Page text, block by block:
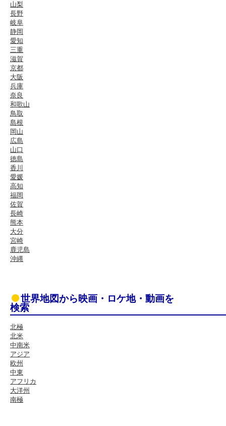
山梨
長野
岐阜
静岡
愛知
三重
滋賀
京都
大阪
兵庫
奈良
和歌山
鳥取
島根
岡山
広島
山口
徳島
香川
愛媛
高知
福岡
佐賀
長崎
熊本
大分
宮崎
鹿児島
沖縄
世界地図から映画・ロケ地・動画を
検索
北極
北米
中南米
アジア
欧州
中東
アフリカ
大洋州
南極